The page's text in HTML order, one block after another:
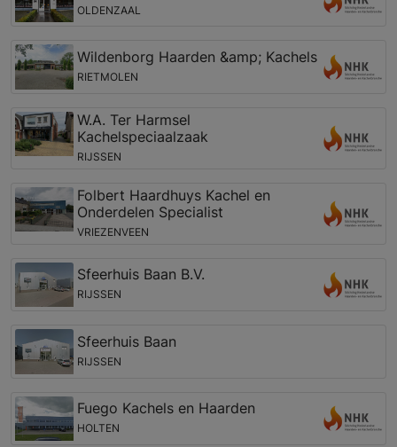
OLDENZAAL
Wildenborg Haarden &amp; Kachels
RIETMOLEN
W.A. Ter Harmsel
Kachelspeciaalzaak
RIJSSEN
Folbert Haardhuys Kachel en
Onderdelen Specialist
VRIEZENVEEN
Sfeerhuis Baan B.V.
RIJSSEN
Sfeerhuis Baan
RIJSSEN
Fuego Kachels en Haarden
HOLTEN